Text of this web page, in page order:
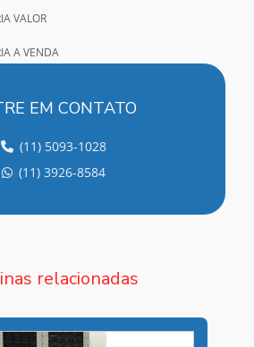
VALOR
A VENDA
NOBREAK
DE ENERGIA
EM CONTATO
(11) 5093-1028
(11) 3926-8584
relacionadas